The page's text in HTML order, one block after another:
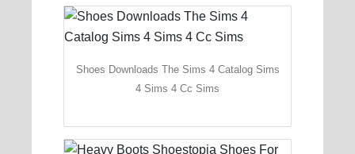
Shoes Downloads The Sims 4 Catalog Sims
4 Sims 4 Cc Sims